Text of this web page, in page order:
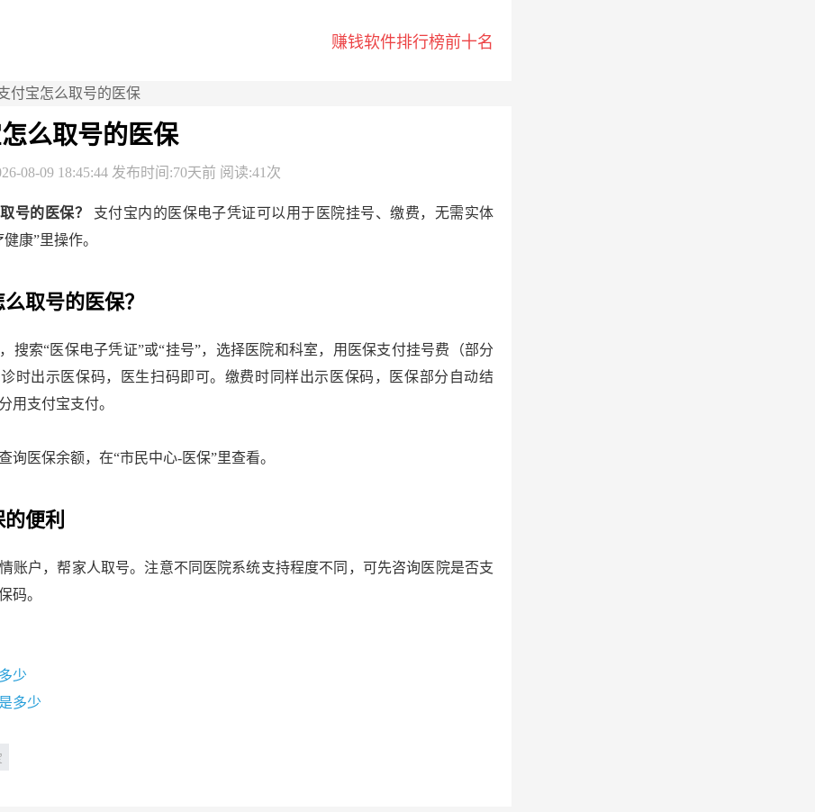
赚钱软件排行榜前十名
付宝怎么取号的医保
么取号的医保
08-09 18:45:44 发布时间:70天前 阅读:41次
号的医保？
支付宝内的医保电子凭证可以用于医院挂号、缴费，无需实体
康”里操作。
取号的医保？
搜索“医保电子凭证”或“挂号”，选择医院和科室，用医保支付挂号费（部分
时出示医保码，医生扫码即可。缴费时同样出示医保码，医保部分自动结
用支付宝支付。
询医保余额，在“市民中心-医保”里查看。
便利
账户，帮家人取号。注意不同医院系统支持程度不同，可先咨询医院是否支
码。
少
多少